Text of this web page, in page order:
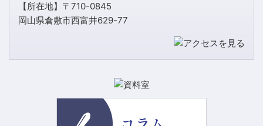
【所在地】〒710-0845
岡山県倉敷市西富井629-77